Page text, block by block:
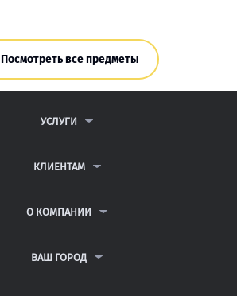
Посмотреть все предметы
УСЛУГИ
ДИПЛОМНЫЕ РАБОТЫ
РЕФЕРАТЫ
КЛИЕНТАМ
АНТИПЛАГИАТ
ПУБЛИЧНАЯ ОФЕРТА
О КОМПАНИИ
КОНТАКТЫ
ВАШ ГОРОД